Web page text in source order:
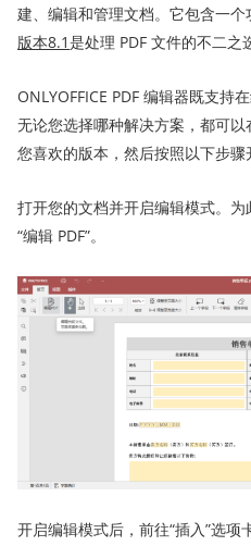
建、编辑和管理文档。它包含一个
版本8.1是处理 PDF 文件的不二之
ONLYOFFICE PDF 编辑器既支持
无论您选择哪种解决方案，都可
您喜欢的版本，然后按照以下步骤
打开您的文档并开启编辑模式。
“编辑 PDF”。
开启编辑模式后，前往“插入”选项